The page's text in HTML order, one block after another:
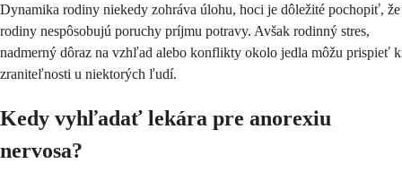
Dynamika rodiny niekedy zohráva úlohu, hoci je dôležité pochopiť, že
rodiny nespôsobujú poruchy príjmu potravy. Avšak rodinný stres,
nadmerný dôraz na vzhľad alebo konflikty okolo jedla môžu prispieť k
zraniteľnosti u niektorých ľudí.
Kedy vyhľadať lekára pre anorexiu
nervosa?